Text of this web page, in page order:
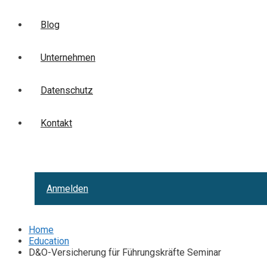
Blog
Unternehmen
Datenschutz
Kontakt
Anmelden
Home
Education
D&O-Versicherung für Führungskräfte Seminar